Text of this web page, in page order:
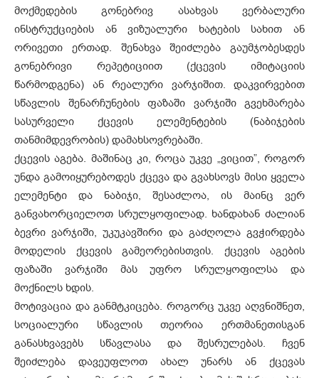
მოქმედების გონებრივ ასახვას ვერბალური
ინსტრუქციების ან ვიზუალური ხატების სახით ან
ორივეთი ერთად. შენახვა შეიძლება გაუმჯობესდეს
გონებრივი რეპეტიციით (ქცევის იმიტაციის
წარმოდგენა) ან რეალური ვარჯიშით. დაკვირვებით
სწავლის შენარჩუნების ფაზაში ვარჯიში გვეხმარება
სასურველი ქცევის ელემენტების (ნაბიჯების
თანმიმდევრობის) დამახსოვრებაში.
ქცევის აგება. მაშინაც კი, როცა უკვე „ვიცით”, როგორ
უნდა გამოიყურებოდეს ქცევა და გვახსოვს მისი ყველა
ელემენტი და ნაბიჯი, შესაძლოა, ის მაინც ვერ
განვახორციელოთ სრულყოფილად. ხანდახან ძალიან
ბევრი ვარჯიში, უკუკავშირი და გაძღოლა გვჭირდება
მოდელის ქცევის გამეორებისთვის. ქცევის აგების
ფაზაში ვარჯიში მას უფრო სრულყოფილსა და
მოქნილს ხდის.
მოტივაცია და განმტკიცება. როგორც უკვე აღვნიშნეთ,
სოციალური სწავლის თეორია ერთმანეთისგან
განასხვავებს სწავლასა და შესრულებას. ჩვენ
შეიძლება დავეუფლოთ ახალ უნარს ან ქცევას